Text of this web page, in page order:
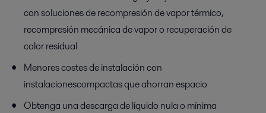
con soluciones de recompresión de vapor térmico,
recompresión mecánica de vapor o recuperación de
calor residual
Menores costes de instalación con
instalacionescompactasqueahorranespacio
Obtenga una descarga de líquido nula o mínima